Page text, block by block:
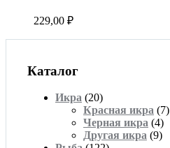
229,00 ₽
Каталог
Икра (20)
Красная икра (7)
Черная икра (4)
Другая икра (9)